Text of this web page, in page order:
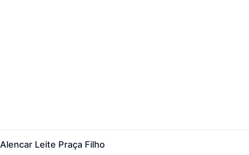
Alencar Leite Praça Filho